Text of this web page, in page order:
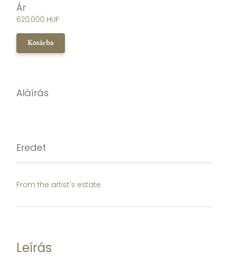
Ár
620,000 HUF
Kosárba
Aláírás
Eredet
From the artist's estate
Leírás